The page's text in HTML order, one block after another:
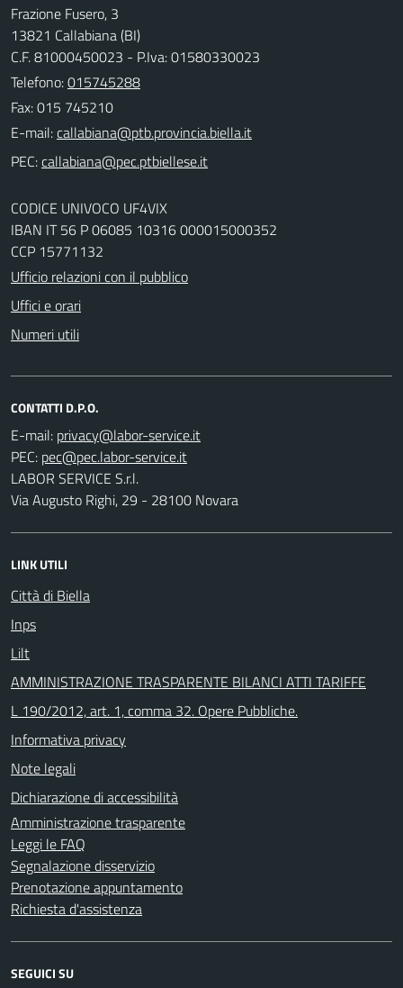
Frazione Fusero, 3
13821 Callabiana (BI)
C.F. 81000450023 - P.Iva: 01580330023
Telefono:015745288
Fax: 015 745210
E-mail:
PEC:
CODICE UNIVOCO UF4VIX
IBAN IT 56 P 06085 10316 000015000352
CCP 15771132
Ufficio relazioni con il pubblico
Uffici e orari
Numeri utili
CONTATTI D.P.O.
E-mail:
PEC:
LABOR SERVICE S.r.l.
Via Augusto Righi, 29 - 28100 Novara
LINK UTILI
Città di Biella
Inps
Lilt
AMMINISTRAZIONE TRASPARENTE BILANCI ATTI TARIFFE
L 190/2012, art. 1, comma 32. Opere Pubbliche.
Informativa privacy
Note legali
Dichiarazione di accessibilità
Amministrazione trasparente
Leggi le FAQ
Segnalazione disservizio
Prenotazione appuntamento
Richiesta d'assistenza
SEGUICI SU